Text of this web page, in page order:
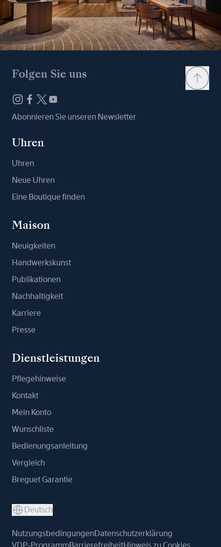
Folgen Sie uns
Abonnieren Sie unseren Newsletter
Uhren
Uhren
Neue Uhren
Eine Boutique finden
Maison
Neuigkeiten
Handwerkskunst
Publikationen
Nachhaltigkeit
Karriere
Presse
Dienstleistungen
Pflegehinweise
Kontakt
Mein Konto
Wunschliste
Bedienungsanleitung
Vergleich
Breguet Garantie
Deutsch
NutzungsbedingungenDatenschutzerklärung